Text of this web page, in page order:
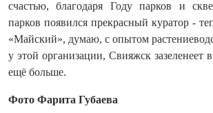
счастью, благодаря Году парков и
парков появился прекрасный куратор -
«Майский», думаю, с опытом
у этой организации, Свияжск зазеленеет
ещё больше.
Фото Фарита Губаева